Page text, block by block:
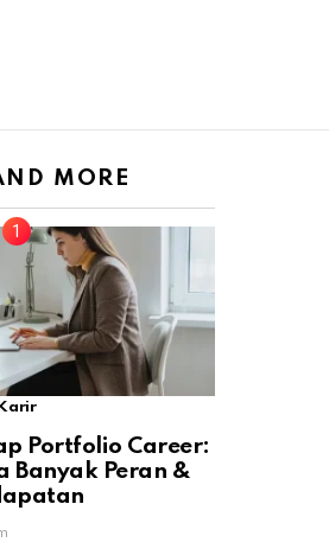
MORE
Karir
Portfolio Career:
Banyak Peran &